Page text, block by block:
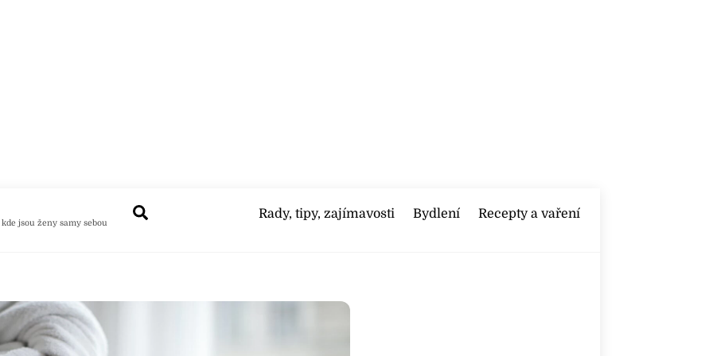
kde jsou ženy samy sebou
Rady, tipy, zajímavosti Bydlení Recepty a vaření